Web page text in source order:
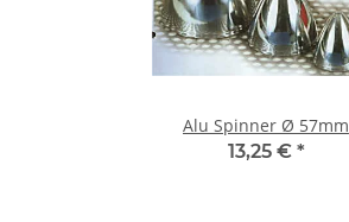
Alu Spinner Ø 57mm
13,25 € *